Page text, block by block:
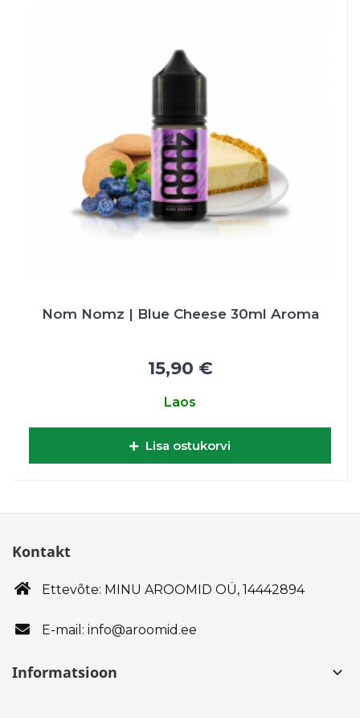
Nom Nomz | Blue Cheese 30ml Aroma
15,90 €
Laos
Lisa ostukorvi
Kontakt
Ettevõte: MINU AROOMID OÜ, 14442894
E-mail: info@aroomid.ee
Informatsioon keyboard_arrow_down